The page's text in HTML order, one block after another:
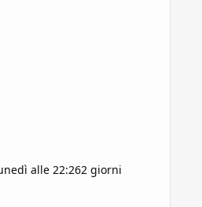
alle 22:262 giorni